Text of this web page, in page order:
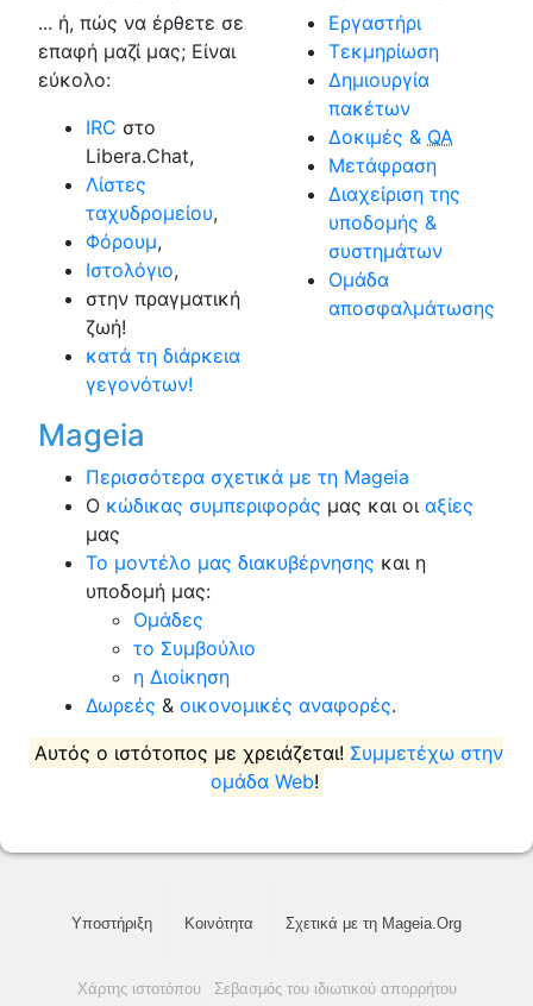
... ή, πώς να έρθετε σε
επαφή μαζί μας; Είναι
εύκολο:
IRC στο
Libera.Chat,
Λίστες
ταχυδρομείου,
Φόρουμ,
Ιστολόγιο,
στην πραγματική
ζωή!
κατά τη διάρκεια
γεγονότων!
Εργαστήρι
Τεκμηρίωση
Δημιουργία
πακέτων
Δοκιμές & QA
Μετάφραση
Διαχείριση της
υποδομής &
συστημάτων
Ομάδα
αποσφαλμάτωσης
Mageia
Περισσότερα σχετικά με τη Mageia
Ο κώδικας συμπεριφοράς μας και οι αξίες
μας
Το μοντέλο μας διακυβέρνησης και η
υποδομή μας:
Ομάδες
το Συμβούλιο
η Διοίκηση
Δωρεές & οικονομικές αναφορές.
Αυτός ο ιστότοπος με χρειάζεται! Συμμετέχω στην
ομάδα Web!
Υποστήριξη Κοινότητα Σχετικά με τη Mageia.Org
Χάρτης ιστοτόπου| Σεβασμός του ιδιωτικού απορρήτου